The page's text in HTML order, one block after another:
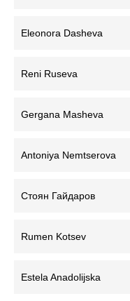
Eleonora Dasheva
Reni Ruseva
Gergana Masheva
Antoniya Nemtserova
Стоян Гайдаров
Rumen Kotsev
Estela Anadolijska